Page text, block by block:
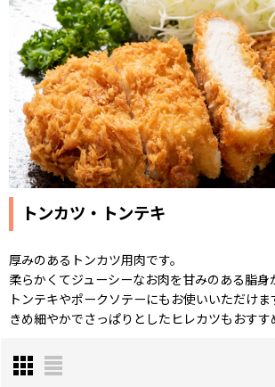
トンカツ・トンテキ
厚みのあるトンカツ用肉です。
柔らかくてジューシーなお肉を甘みのある脂身
トンテキやポークソテーにもお使いいただけま
きめ細やかでさっぱりとしたヒレカツもおすす